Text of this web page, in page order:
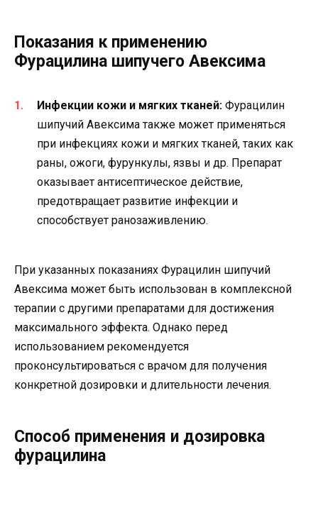
Показания к применению
Фурацилина шипучего Авексима
Инфекции кожи и мягких тканей: Фурацилин
шипучий Авексима также может применяться
при инфекциях кожи и мягких тканей, таких как
раны, ожоги, фурункулы, язвы и др. Препарат
оказывает антисептическое действие,
предотвращает развитие инфекции и
способствует ранозаживлению.
При указанных показаниях Фурацилин шипучий
Авексима может быть использован в комплексной
терапии с другими препаратами для достижения
максимального эффекта. Однако перед
использованием рекомендуется
проконсультироваться с врачом для получения
конкретной дозировки и длительности лечения.
Способ применения и дозировка
фурацилина